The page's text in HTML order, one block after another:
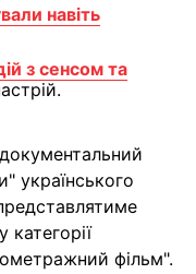
навіть
з сенсом та
українського
у категорії
фільм".